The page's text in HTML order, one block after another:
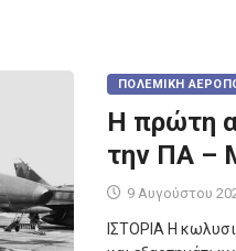
ΠΟΛΕΜΙΚΉ
Η πρώτη
την ΠΑ –
9 Αυγούστου
ΙΣΤΟΡΙΑ Η